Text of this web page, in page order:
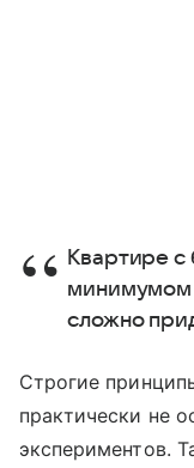
Квартире
минимумом
сложно
Строгие
практически не
экспериментов.